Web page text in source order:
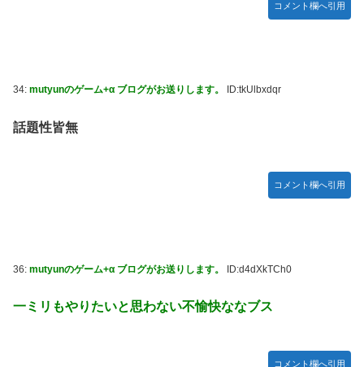
コメント欄へ引用
34: mutyunのゲーム+α ブログがお送りします。 ID:tkUlbxdqr
話題性皆無
コメント欄へ引用
36: mutyunのゲーム+α ブログがお送りします。 ID:d4dXkTCh0
一ミリもやりたいと思わない不愉快ななブス
コメント欄へ引用